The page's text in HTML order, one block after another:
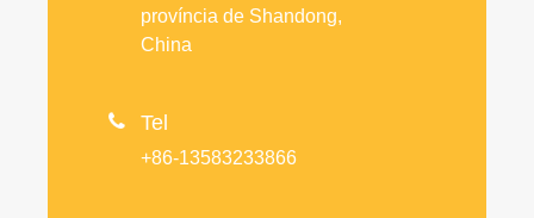
província de Shandong,
China
 Tel
+86-13583233866